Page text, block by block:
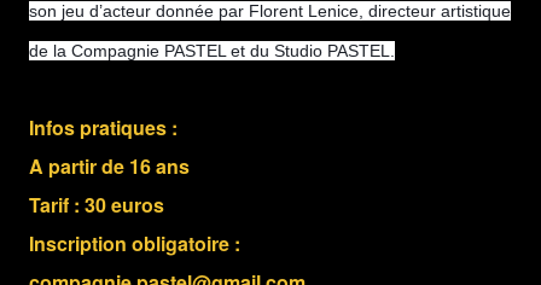
son jeu d’acteur donnée par Florent Lenice, directeur artistique
de la Compagnie PASTEL et du Studio PASTEL.
Infos pratiques :
A partir de 16 ans
Tarif : 30 euros
Inscription obligatoire :